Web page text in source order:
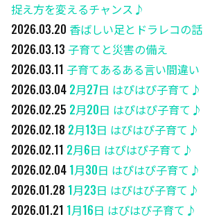
捉え方を変えるチャンス♪
2026.03.20 香ばしい足とドラレコの話
2026.03.13 子育てと災害の備え
2026.03.11 子育てあるある言い間違い
2026.03.04 2月27日 はぴはぴ子育て♪
2026.02.25 2月20日 はぴはぴ子育て♪
2026.02.18 2月13日 はぴはぴ子育て♪
2026.02.11 2月6日 はぴはぴ子育て♪
2026.02.04 1月30日 はぴはぴ子育て♪
2026.01.28 1月23日 はぴはぴ子育て♪
2026.01.21 1月16日 はぴはぴ子育て♪